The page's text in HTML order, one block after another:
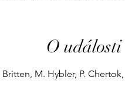
O události
Britten, M. Hybler, P.